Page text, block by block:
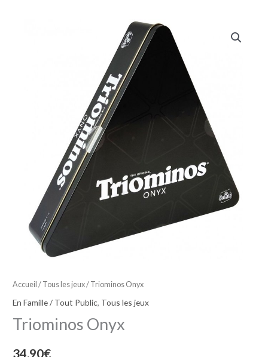
Accueil / Tous les jeux/ Triominos Onyx
En Famille / Tout Public, Tous les jeux
Triominos Onyx
34,90€